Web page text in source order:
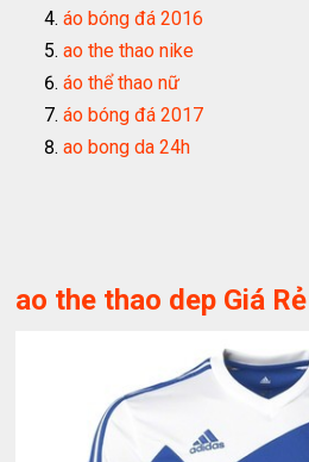
áo bóng đá 2016
ao the thao nike
áo thể thao nữ
áo bóng đá 2017
ao bong da 24h
ao the thao dep Giá Rẻ